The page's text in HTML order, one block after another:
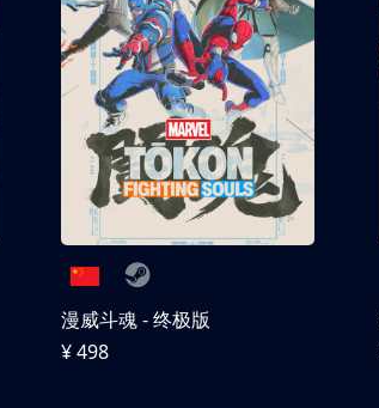
漫威斗魂 - 终极版
¥ 498